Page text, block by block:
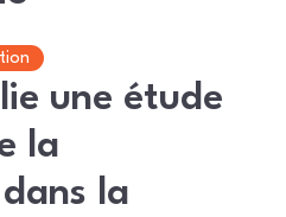
une étude
la
la